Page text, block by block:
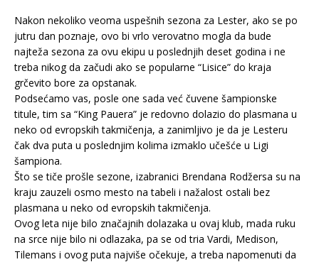
Nakon nekoliko veoma uspešnih sezona za Lester, ako se po
jutru dan poznaje, ovo bi vrlo verovatno mogla da bude
najteža sezona za ovu ekipu u poslednjih deset godina i ne
treba nikog da začudi ako se popularne “Lisice” do kraja
grčevito bore za opstanak.
Podsećamo vas, posle one sada već čuvene šampionske
titule, tim sa “King Pauera” je redovno dolazio do plasmana u
neko od evropskih takmičenja, a zanimljivo je da je Lesteru
čak dva puta u poslednjim kolima izmaklo učešće u Ligi
šampiona.
Što se tiče prošle sezone, izabranici Brendana Rodžersa su na
kraju zauzeli osmo mesto na tabeli i nažalost ostali bez
plasmana u neko od evropskih takmičenja.
Ovog leta nije bilo značajnih dolazaka u ovaj klub, mada ruku
na srce nije bilo ni odlazaka, pa se od tria Vardi, Medison,
Tilemans i ovog puta najviše očekuje, a treba napomenuti da